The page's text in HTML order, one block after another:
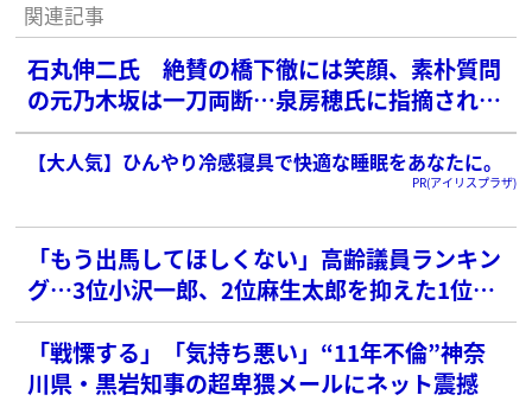
関連記事
石丸伸二氏 絶賛の橋下徹には笑顔、素朴質問
の元乃木坂は一刀両断…泉房穂氏に指摘され
た“対応の違い”
【大人気】ひんやり冷感寝具で快適な睡眠をあなたに。
PR(アイリスプラザ)
「もう出馬してほしくない」高齢議員ランキン
グ…3位小沢一郎、2位麻生太郎を抑えた1位
は？
「戦慄する」「気持ち悪い」“11年不倫”神奈
川県・黒岩知事の超卑猥メールにネット震撼